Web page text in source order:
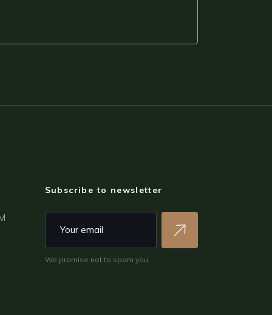
Subscribe to newsletter
We promise not to spam you